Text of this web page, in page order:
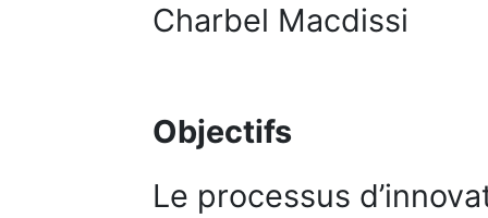
Charbel Macdissi
Objectifs
Le processus